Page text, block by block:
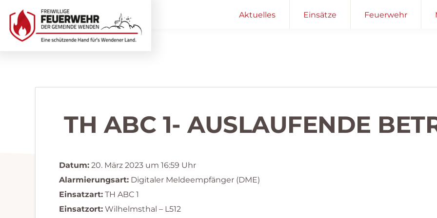
Hauptnavigation
springen
Inhalt
springen
Aktuelles Einsätze Feuerwehr
TH ABC 1- AUSLAUFENDE
Datum: 20. März 2023 um 16:59 Uhr
Alarmierungsart: Digitaler Meldeempfänger (DME)
Einsatzart: TH ABC 1
Einsatzort: Wilhelmsthal – L512